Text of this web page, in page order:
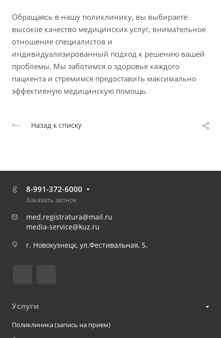
Обращаясь в нашу поликлинику, вы выбираете
высокое качество медицинских услуг, внимательное
отношение специалистов и
индивидуализированный подход к решению вашей
проблемы. Мы заботимся о здоровье каждого
пациента и стремимся предоставить максимально
эффективную медицинскую помощь.
Назад к списку
8-991-372-6000
Заказать звонок
med.registratura@mail.ru
media-service@kuz.ru
г. Новокузнецк, ул.Фестивальная, 5.
Услуги
Поликлиника (запись на прием)